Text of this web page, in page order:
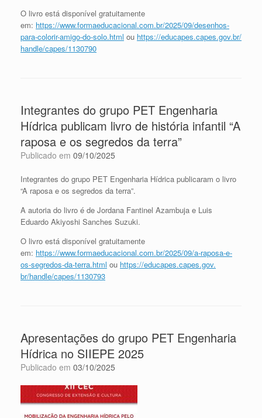
O livro está disponível gratuitamente
em: https://www.formaeducacional.com.br/2025/09/desenhos-
para-colorir-amigo-do-solo.html ou https://educapes.capes.gov.br/
handle/capes/1130790
Integrantes do grupo PET Engenharia
Hídrica publicam livro de história infantil “A
raposa e os segredos da terra”
Publicado em 09/10/2025
Integrantes do grupo PET Engenharia Hídrica publicaram o livro
“A raposa e os segredos da terra”.
A autoria do livro é de Jordana Fantinel Azambuja e Luis
Eduardo Akiyoshi Sanches Suzuki.
O livro está disponível gratuitamente
em: https://www.formaeducacional.com.br/2025/09/a-raposa-e-
os-segredos-da-terra.html ou https://educapes.capes.gov.
br/handle/capes/1130793
Apresentações do grupo PET Engenharia
Hídrica no SIIEPE 2025
Publicado em 03/10/2025